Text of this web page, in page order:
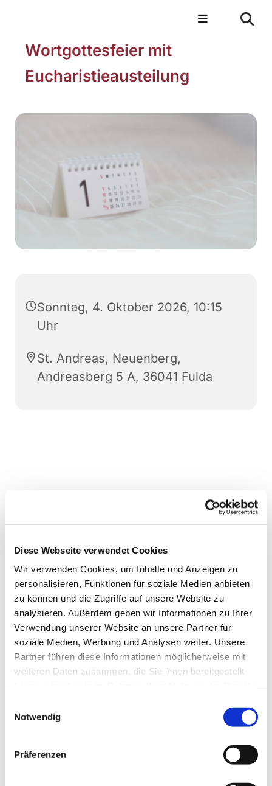
Diese Webseite verwendet Cookies
Wir verwenden Cookies, um Inhalte und Anzeigen zu
personalisieren, Funktionen für soziale Medien anbieten
zu können und die Zugriffe auf unsere Website zu
analysieren. Außerdem geben wir Informationen zu Ihrer
Verwendung unserer Website an unsere Partner für
soziale Medien, Werbung und Analysen weiter. Unsere
Partner führen diese Informationen möglicherweise mit
weiteren Daten zusammen, die Sie ihnen bereitgestellt
Notwendig
Präferenzen
Wortgottesfeier mit
Eucharistieausteilung
Sonntag, 4. Oktober 2026, 10:15
Uhr
St. Andreas, Neuenberg,
Andreasberg 5 A, 36041 Fulda
Dies könnte Sie auch